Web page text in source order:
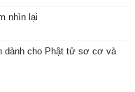
nhìn lại
dành cho Phật tử sơ cơ và